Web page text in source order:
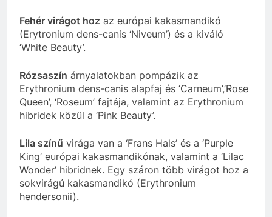
Fehér virágot hoz az európai kakasmandikó
(Erytronium dens-canis ‘Niveum’) és a kiváló
‘White Beauty’.
Rózsaszín árnyalatokban pompázik az
Erythronium dens-canis alapfaj és ‘Carneum’,’Rose
Queen’, ‘Roseum’ fajtája, valamint az Erythronium
hibridek közül a ‘Pink Beauty’.
Lila színű virága van a ‘Frans Hals’ és a ‘Purple
King’ európai kakasmandikónak, valamint a ‘Lilac
Wonder’ hibridnek. Egy száron több virágot hoz a
sokvirágú kakasmandikó (Erythronium
hendersonii).